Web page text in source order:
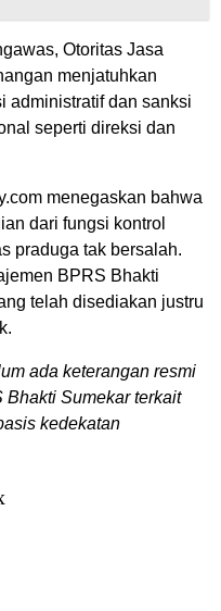
Otoritas Jasa
menjatuhkan
administratif dan sanksi
seperti direksi dan
menegaskan bahwa
dari fungsi kontrol
praduga tak bersalah.
BPRS Bhakti
telah disediakan justru
ada keterangan resmi
Sumekar terkait
kedekatan